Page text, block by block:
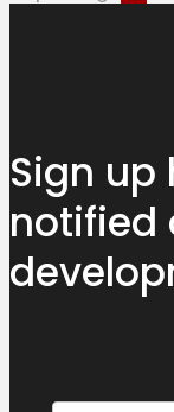
Sign up
notified